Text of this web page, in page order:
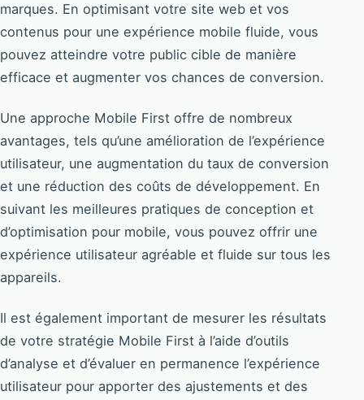
marques. En optimisant votre site web et vos
contenus pour une expérience mobile fluide, vous
pouvez atteindre votre public cible de manière
efficace et augmenter vos chances de conversion.
Une approche Mobile First offre de nombreux
avantages, tels qu’une amélioration de l’expérience
utilisateur, une augmentation du taux de conversion
et une réduction des coûts de développement. En
suivant les meilleures pratiques de conception et
d’optimisation pour mobile, vous pouvez offrir une
expérience utilisateur agréable et fluide sur tous les
appareils.
Il est également important de mesurer les résultats
de votre stratégie Mobile First à l’aide d’outils
d’analyse et d’évaluer en permanence l’expérience
utilisateur pour apporter des ajustements et des